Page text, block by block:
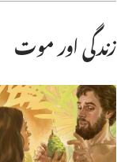
زندگی اور موت